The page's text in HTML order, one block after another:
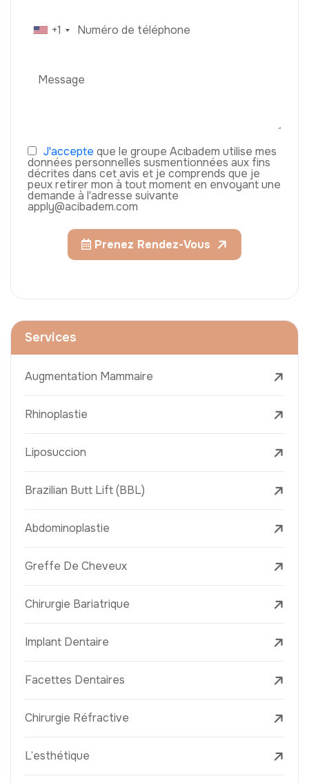
+1
J'accepte que le groupe Acıbadem utilise mes
données personnelles susmentionnées aux fins
décrites dans cet avis et je comprends que je
peux retirer mon à tout moment en envoyant une
demande à l'adresse suivante
apply@acibadem.com
Prenez Rendez-Vous
Services
Augmentation Mammaire
Rhinoplastie
Liposuccion
Brazilian Butt Lift (BBL)
Abdominoplastie
Greffe De Cheveux
Chirurgie Bariatrique
Implant Dentaire
Facettes Dentaires
Chirurgie Réfractive
L’esthétique